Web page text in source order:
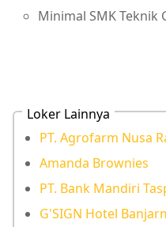
Minimal SMK Teknik
Loker Lainnya
PT. Agrofarm Nusa
Amanda Brownies
PT. Bank Mandiri
G'SIGN Hotel